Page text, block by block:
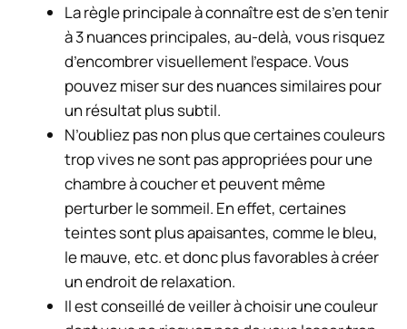
La règle principale à connaître est de s’en tenir
à 3 nuances principales, au-delà, vous risquez
d’encombrer visuellement l’espace. Vous
pouvez miser sur des nuances similaires pour
un résultat plus subtil.
N’oubliez pas non plus que certaines couleurs
trop vives ne sont pas appropriées pour une
chambre à coucher et peuvent même
perturber le sommeil. En effet, certaines
teintes sont plus apaisantes, comme le bleu,
le mauve, etc. et donc plus favorables à créer
un endroit de relaxation.
Il est conseillé de veiller à choisir une couleur